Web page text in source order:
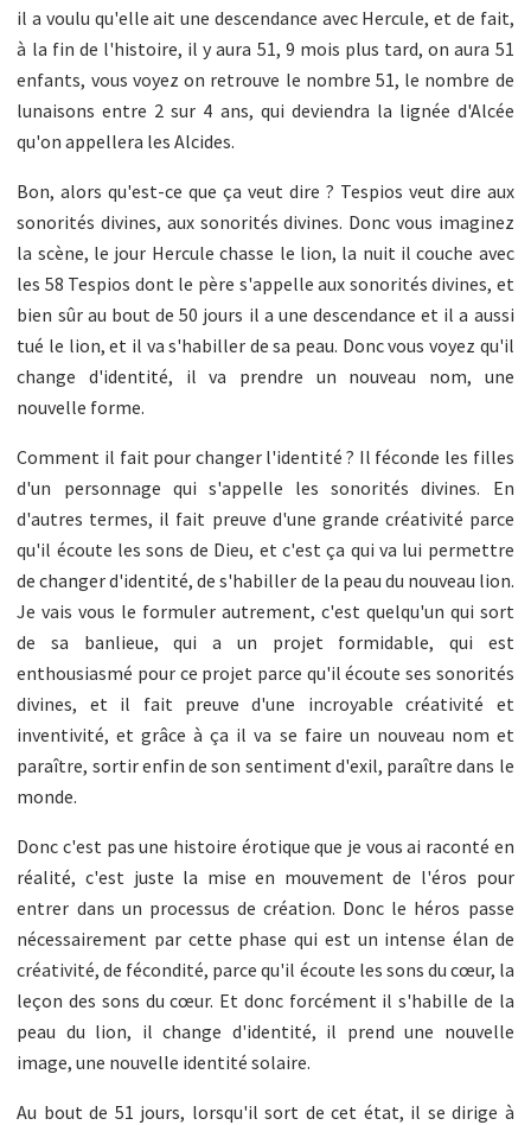
il a voulu qu'elle ait une descendance avec Hercule, et de fait,
à la fin de l'histoire, il y aura 51, 9 mois plus tard, on aura 51
enfants, vous voyez on retrouve le nombre 51, le nombre de
lunaisons entre 2 sur 4 ans, qui deviendra la lignée d'Alcée
qu'on appellera les Alcides.
Bon, alors qu'est-ce que ça veut dire ? Tespios veut dire aux
sonorités divines, aux sonorités divines. Donc vous imaginez
la scène, le jour Hercule chasse le lion, la nuit il couche avec
les 58 Tespios dont le père s'appelle aux sonorités divines, et
bien sûr au bout de 50 jours il a une descendance et il a aussi
tué le lion, et il va s'habiller de sa peau. Donc vous voyez qu'il
change d'identité, il va prendre un nouveau nom, une
nouvelle forme.
Comment il fait pour changer l'identité ? Il féconde les filles
d'un personnage qui s'appelle les sonorités divines. En
d'autres termes, il fait preuve d'une grande créativité parce
qu'il écoute les sons de Dieu, et c'est ça qui va lui permettre
de changer d'identité, de s'habiller de la peau du nouveau lion.
Je vais vous le formuler autrement, c'est quelqu'un qui sort
de sa banlieue, qui a un projet formidable, qui est
enthousiasmé pour ce projet parce qu'il écoute ses sonorités
divines, et il fait preuve d'une incroyable créativité et
inventivité, et grâce à ça il va se faire un nouveau nom et
paraître, sortir enfin de son sentiment d'exil, paraître dans le
monde.
Donc c'est pas une histoire érotique que je vous ai raconté en
réalité, c'est juste la mise en mouvement de l'éros pour
entrer dans un processus de création. Donc le héros passe
nécessairement par cette phase qui est un intense élan de
créativité, de fécondité, parce qu'il écoute les sons du cœur, la
leçon des sons du cœur. Et donc forcément il s'habille de la
peau du lion, il change d'identité, il prend une nouvelle
image, une nouvelle identité solaire.
Au bout de 51 jours, lorsqu'il sort de cet état, il se dirige à